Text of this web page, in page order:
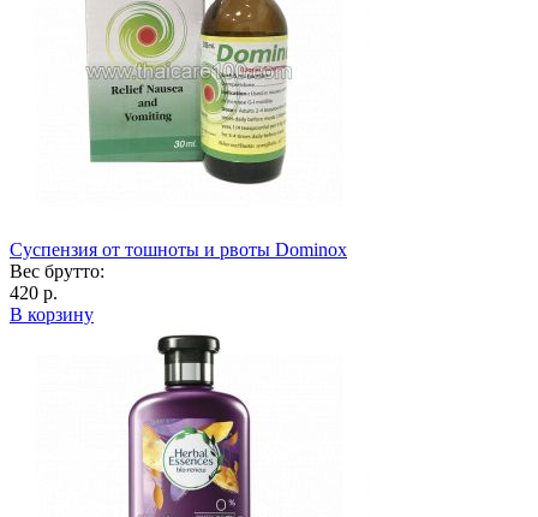
Суспензия от тошноты и рвоты Dominox
Вес брутто:
420 р.
В корзину